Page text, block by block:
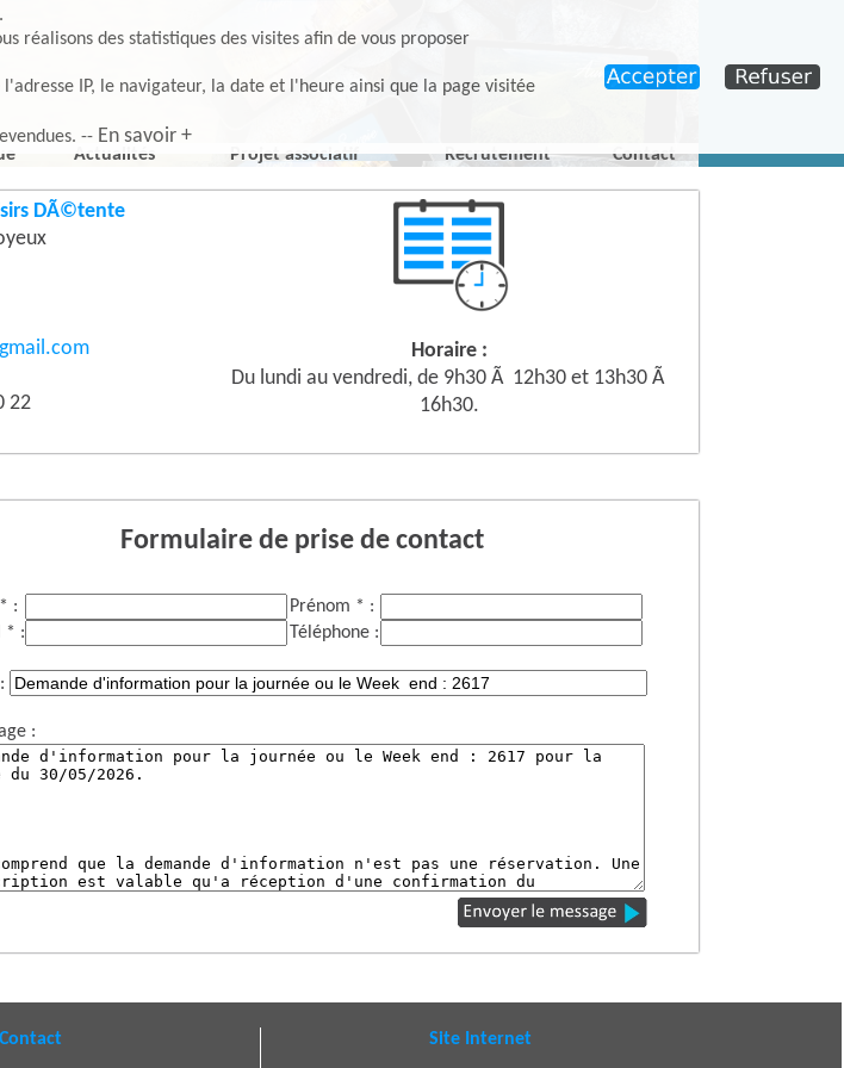
réalisons des statistiques des visites afin de vous proposer
IP, le navigateur, la date et l'heure ainsi que la page visitée
-- En savoir +
Actualités Projet associatif Recrutement Contact
DÃ©tente
22
Horaire :
Du lundi au vendredi, de 9h30 Ã 12h30 et 13h30 Ã
16h30.
Formulaire de prise de contact
:
Prénom * :
* :
Téléphone :
:
Contact Site Internet